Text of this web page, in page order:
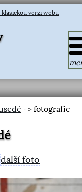
verzi webu
-> fotografie
další foto